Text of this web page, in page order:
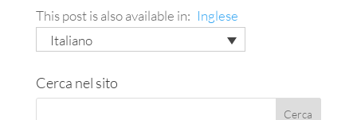
This post is also available in: Inglese
Italiano
Cerca nel sito